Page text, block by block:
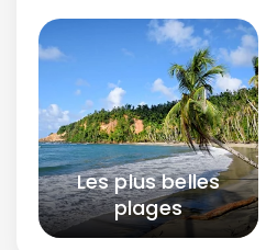
Les plus belles
plages